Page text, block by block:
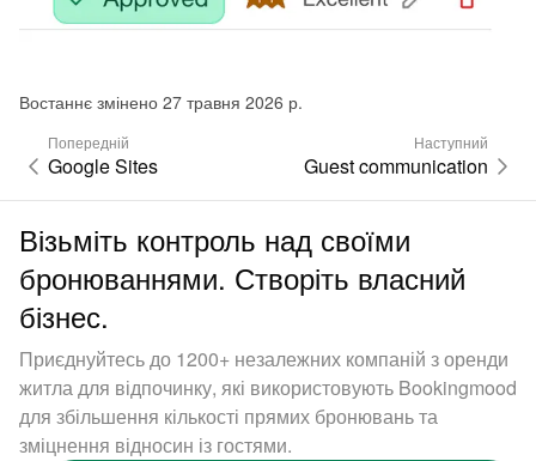
Востаннє змінено 27 травня 2026 р.
Попередній
Google Sites
Наступний
Guest communication
Візьміть контроль над своїми
бронюваннями. Створіть власний
бізнес.
Приєднуйтесь до 1200+ незалежних компаній з оренди
житла для відпочинку, які використовують Bookingmood
для збільшення кількості прямих бронювань та
зміцнення відносин із гостями.